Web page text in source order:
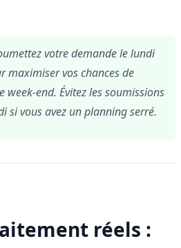
votre demande le lundi
maximiser vos chances de
week-end. Évitez les soumissions
si vous avez un planning serré.
réels :